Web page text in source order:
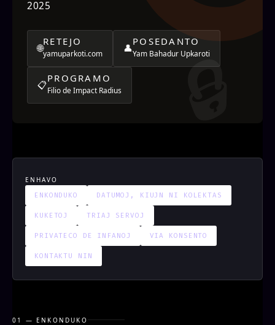
2025
🌐
RETEJO
yamuparkoti.com 👤
POSEDANTO
Yam Bahadur Upkaroti
📋
PROGRAMO
Filio de Impact Radius
ENHAVO
ENKONDUKO DATUMOJ, KIUJN NI KOLEKTAS
KUKETOJ TRIAJ SERVOJ
PRIVATECO DE INFANOJ VIA KONSENTO
KONTAKTU NIN
01 — ENKONDUKO